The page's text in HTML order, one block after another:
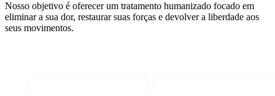
Nosso objetivo é oferecer um tratamento humanizado focado em
eliminar a sua dor, restaurar suas forças e devolver a liberdade aos
seus movimentos.